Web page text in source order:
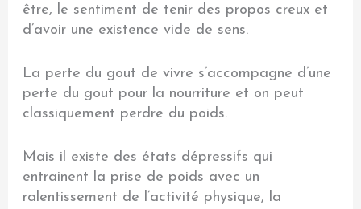
être, le sentiment de tenir des propos creux et
d’avoir une existence vide de sens.
La perte du gout de vivre s’accompagne d’une
perte du gout pour la nourriture et on peut
classiquement perdre du poids.
Mais il existe des états dépressifs qui
entrainent la prise de poids avec un
ralentissement de l’activité physique, la